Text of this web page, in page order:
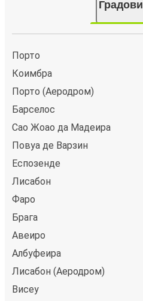
Градови
Порто
Коимбра
Порто (Аеродром)
Барселос
Сао Жоао да Мадеира
Повуа де Варзин
Еспозенде
Лисабон
Фаро
Брага
Авеиро
Албуфеира
Лисабон (Аеродром)
Висеу